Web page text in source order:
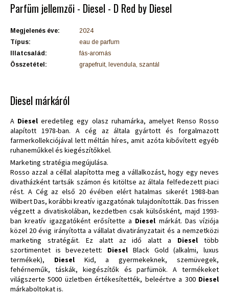
Parfüm jellemzői - Diesel - D Red by Diesel
Megjelenés éve:
2024
Típus:
eau de parfum
Illatcsalád:
fás-aromás
Összetétel:
grapefruit, levendula, szantál
Diesel márkáról
A Dieseleredetileg egy olasz ruhamárka, amelyet Renso Rosso
alapított 1978-ban. A cég az általa gyártott és forgalmazott
farmerkollekciójával lett méltán híres, amit azóta kibővített egyéb
ruhaneműkkel és kiegészítőkkel.
Marketing stratégia megújulása.
Rosso azzal a céllal alapította meg a vállalkozást, hogy egy neves
divatházként tartsák számon és kitöltse az általa felfedezett piaci
rést. A Cég az első 20 évében elért hatalmas sikerét 1988-ban
Wilbert Das, korábbi kreatív igazgatónak tulajdonították. Das frissen
végzett a divatiskolában, kezdetben csak külsősként, majd 1993-
ban kreatív igazgatóként erősítette a Diesel márkát. Das víziója
közel 20 évig irányította a vállalat divatirányzatait és a nemzetközi
marketing stratégáit. Ez alatt az idő alatt a Dieseltöbb
szortimentet is bevezetett: Diesel Black Gold (alkalmi, luxus
termékek), Diesel Kid, a gyermekeknek, szemüvegek,
fehérneműk, táskák, kiegészítők és parfümök. A termékeket
világszerte 5000 üzletben értékesítették, beleértve a 300 Diesel
márkaboltokat is.